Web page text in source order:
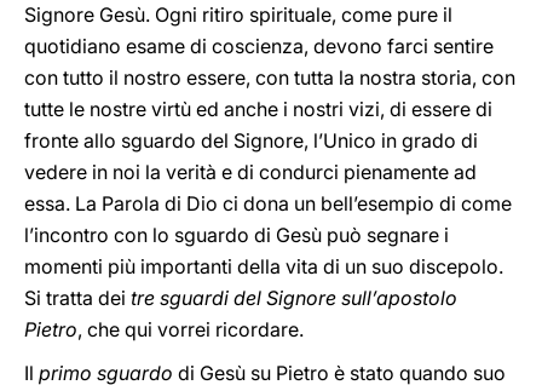
Signore Gesù. Ogni ritiro spirituale, come pure il
quotidiano esame di coscienza, devono farci sentire
con tutto il nostro essere, con tutta la nostra storia, con
tutte le nostre virtù ed anche i nostri vizi, di essere di
fronte allo sguardo del Signore, l’Unico in grado di
vedere in noi la verità e di condurci pienamente ad
essa. La Parola di Dio ci dona un bell’esempio di come
l’incontro con lo sguardo di Gesù può segnare i
momenti più importanti della vita di un suo discepolo.
Si tratta dei tre sguardi del Signore sull’apostolo
Pietro, che qui vorrei ricordare.
Il primo sguardo di Gesù su Pietro è stato quando suo